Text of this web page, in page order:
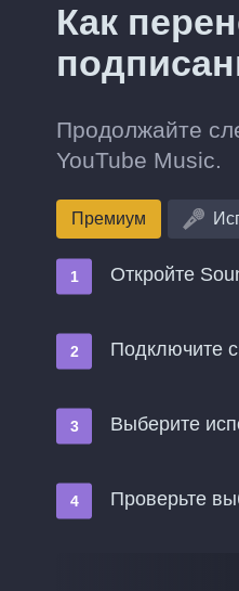
Как
Продолжайте
YouTube Music.
Премиум
Откройте
Подключите
Выберите
Проверьте